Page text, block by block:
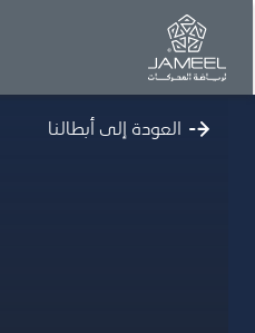
العودة إلى أبطالنا